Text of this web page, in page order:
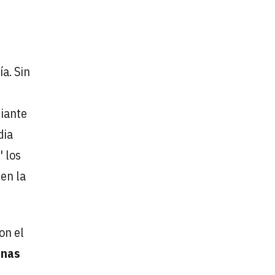
Sin
los
la
el